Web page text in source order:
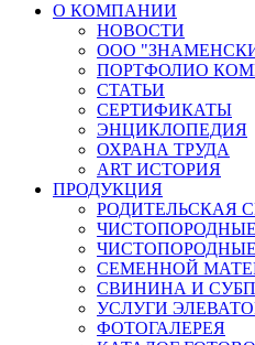
О КОМПАНИИ
НОВОСТИ
ООО
ПОРТФОЛИО
СТАТЬИ
СЕРТИФИКАТЫ
ЭНЦИКЛОПЕДИЯ
ОХРАНА ТРУДА
ART ИСТОРИЯ
ПРОДУКЦИЯ
РОДИТЕЛЬСКАЯ
СЕМЕННОЙ
СВИНИНА И
УСЛУГИ
ФОТОГАЛЕРЕЯ